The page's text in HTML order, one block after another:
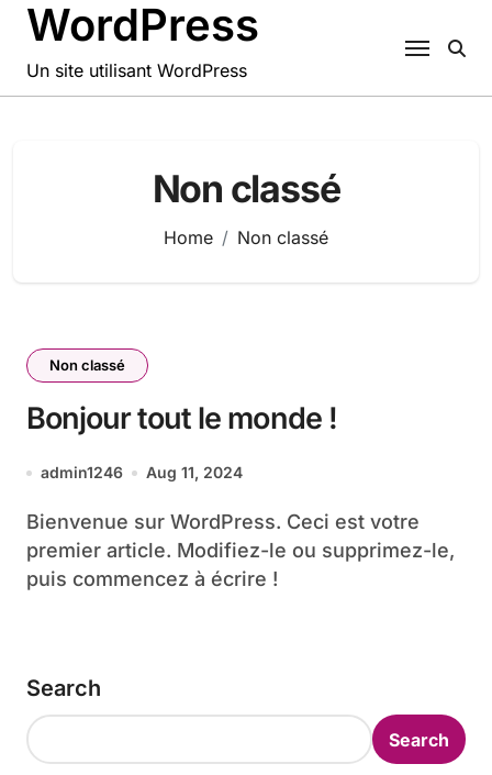
Skip
content
WordPress
Un site utilisant WordPress
Non classé
Home Non classé
Non classé
Bonjour tout le monde !
admin1246 Aug 11, 2024
Bienvenue sur WordPress. Ceci est votre
premier article. Modifiez-le ou supprimez-le,
puis commencez à écrire !
Search
Search